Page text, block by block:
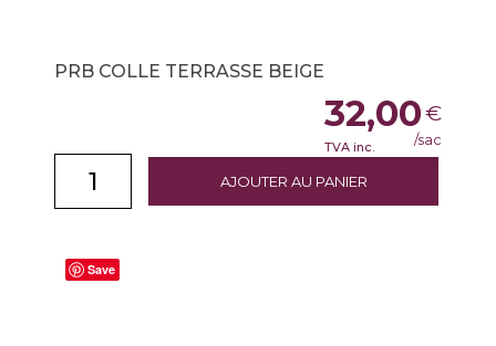
PRB COLLE TERRASSE BEIGE
AJOUTER AU PANIER
32,00€
TVA inc. /sac
Save